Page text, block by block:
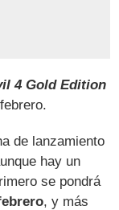
4 Gold Edition
de lanzamiento
hay un
se pondrá
, y más